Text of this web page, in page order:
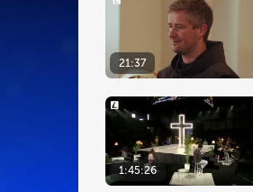
21:37
1:45:26